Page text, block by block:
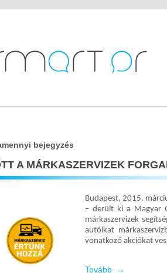
bejegyzés
A MÁRKASZERVIZEK
Budapest, 2015.
– derült ki a Magyar
márkaszervizek
autóikat
vonatkozó akciókat
Tovább →